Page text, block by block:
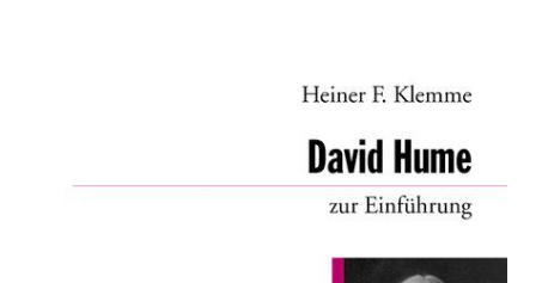
David Hume zur Einführung